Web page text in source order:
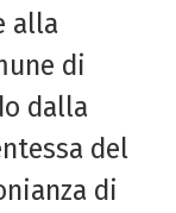
alla
di
dalla
del
di